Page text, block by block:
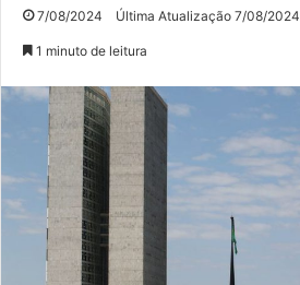
7/08/2024 Última Atualização 7/08/2024
1 minuto de leitura